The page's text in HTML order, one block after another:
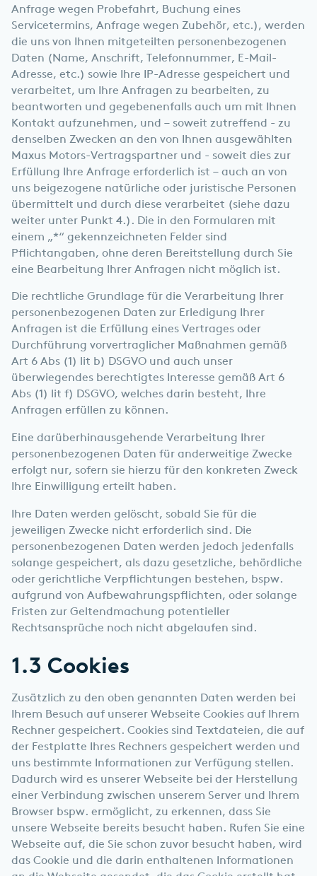
Anfrage wegen Probefahrt, Buchung eines
Servicetermins, Anfrage wegen Zubehör, etc.), werden
die uns von Ihnen mitgeteilten personenbezogenen
Daten (Name, Anschrift, Telefonnummer, E-Mail-
Adresse, etc.) sowie Ihre IP-Adresse gespeichert und
verarbeitet, um Ihre Anfragen zu bearbeiten, zu
beantworten und gegebenenfalls auch um mit Ihnen
Kontakt aufzunehmen, und – soweit zutreffend - zu
denselben Zwecken an den von Ihnen ausgewählten
Maxus Motors-Vertragspartner und - soweit dies zur
Erfüllung Ihre Anfrage erforderlich ist – auch an von
uns beigezogene natürliche oder juristische Personen
übermittelt und durch diese verarbeitet (siehe dazu
weiter unter Punkt 4.). Die in den Formularen mit
einem „*“ gekennzeichneten Felder sind
Pflichtangaben, ohne deren Bereitstellung durch Sie
eine Bearbeitung Ihrer Anfragen nicht möglich ist.
Die rechtliche Grundlage für die Verarbeitung Ihrer
personenbezogenen Daten zur Erledigung Ihrer
Anfragen ist die Erfüllung eines Vertrages oder
Durchführung vorvertraglicher Maßnahmen gemäß
Art 6 Abs (1) lit b) DSGVO und auch unser
überwiegendes berechtigtes Interesse gemäß Art 6
Abs (1) lit f) DSGVO, welches darin besteht, Ihre
Anfragen erfüllen zu können.
Eine darüberhinausgehende Verarbeitung Ihrer
personenbezogenen Daten für anderweitige Zwecke
erfolgt nur, sofern sie hierzu für den konkreten Zweck
Ihre Einwilligung erteilt haben.
Ihre Daten werden gelöscht, sobald Sie für die
jeweiligen Zwecke nicht erforderlich sind. Die
personenbezogenen Daten werden jedoch jedenfalls
solange gespeichert, als dazu gesetzliche, behördliche
oder gerichtliche Verpflichtungen bestehen, bspw.
aufgrund von Aufbewahrungspflichten, oder solange
Fristen zur Geltendmachung potentieller
Rechtsansprüche noch nicht abgelaufen sind.
1.3 Cookies
Zusätzlich zu den oben genannten Daten werden bei
Ihrem Besuch auf unserer Webseite Cookies auf Ihrem
Rechner gespeichert. Cookies sind Textdateien, die auf
der Festplatte Ihres Rechners gespeichert werden und
uns bestimmte Informationen zur Verfügung stellen.
Dadurch wird es unserer Webseite bei der Herstellung
einer Verbindung zwischen unserem Server und Ihrem
Browser bspw. ermöglicht, zu erkennen, dass Sie
unsere Webseite bereits besucht haben. Rufen Sie eine
Webseite auf, die Sie schon zuvor besucht haben, wird
das Cookie und die darin enthaltenen Informationen